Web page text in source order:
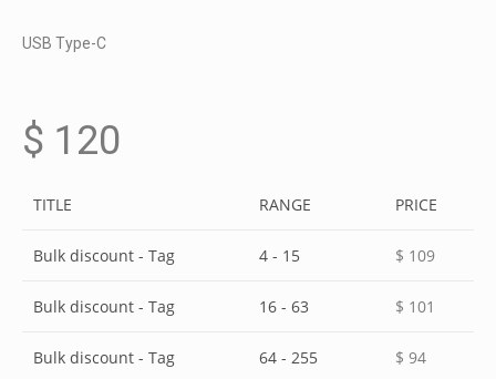
USB Type-C
$ 120
TITLE RANGE PRICE
Bulk discount - Tag 4 - 15 $ 109
Bulk discount - Tag 16 - 63 $ 101
Bulk discount - Tag 64 - 255 $ 94